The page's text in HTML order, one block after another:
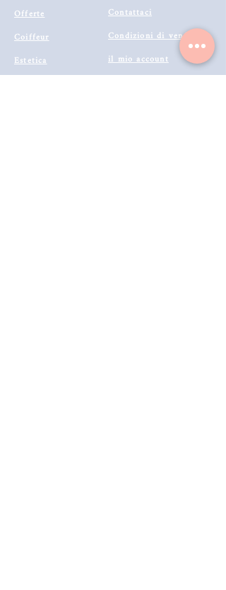
Offerte
Coiffeur
Estetica
Contattaci
Condizioni di vendita
il mio account